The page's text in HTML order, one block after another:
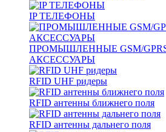
IP ТЕЛЕФОНЫ
ПРОМЫШЛЕННЫЕ GSM/
АКСЕССУАРЫ
RFID UHF ридеры
RFID антенны ближнего поля
RFID антенны дальнего поля